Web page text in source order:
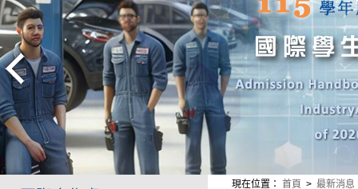
現在位置 ： 首頁 > 最新消息